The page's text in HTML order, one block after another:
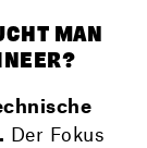
MAN
Der Fokus